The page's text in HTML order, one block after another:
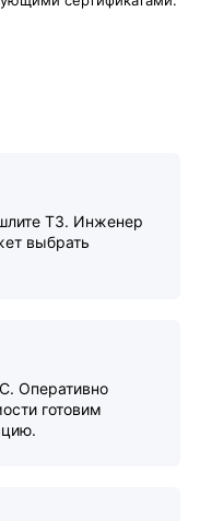
ТЗ. Инженер
выбрать
Оперативно
готовим